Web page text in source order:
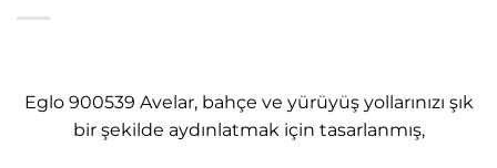
Eglo 900539 Avelar, bahçe ve yürüyüş yollarınızı şık
bir şekilde aydınlatmak için tasarlanmış,